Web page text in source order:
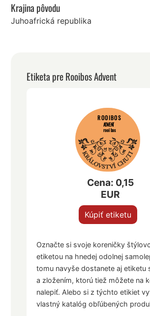
Krajina pôvodu
Juhoafrická republika
Etiketa pre Rooibos Advent
ROOIBOS
ADVENT
rooibos
Cena: 0,15
EUR
Kúpiť etiketu
Označte si svoje koreničky
etiketou na hnedej odolnej
tomu navyše dostanete aj etiketu
a zložením, ktorú tiež môžete na
nalepiť. Alebo si z týchto etikiet
vlastný katalóg obľúbených